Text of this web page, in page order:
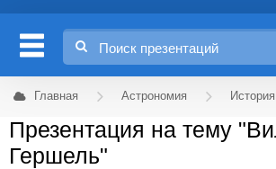
Главная Астрономия
Презентация на тему
Гершель"